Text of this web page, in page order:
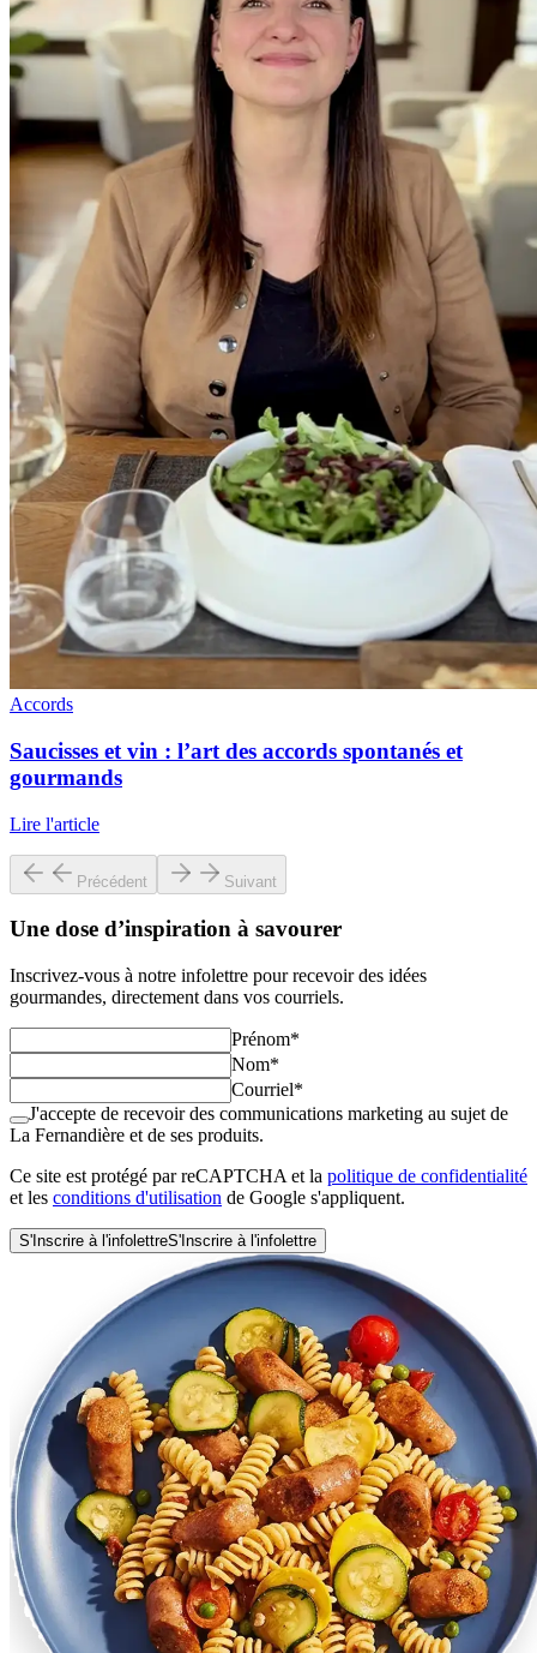
Accords
Saucisses et vin : l’art des accords spontanés et
gourmands
Lire l'article
Précédent Suivant
Une dose d’inspiration à savourer
Inscrivez-vous à notre infolettre pour recevoir des idées
gourmandes, directement dans vos courriels.
Prénom*
Nom*
Courriel*
J'accepte de recevoir des communications marketing au sujet de
La Fernandière et de ses produits.
Ce site est protégé par reCAPTCHA et la politique de confidentialité
et les conditions d'utilisation de Google s'appliquent.
S'Inscrire à l'infolettreS'Inscrire à l'infolettre